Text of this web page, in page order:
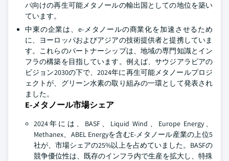
パ向けの再生可能メタノールの輸出国としての地位を築い
ています。
中東の企業は、e-メタノールの商業化を加速させるため
に、ヨーロッパおよびアジアの技術提供者と提携していま
す。これらのパートナーシップは、地域の専門知識とイン
フラの構築を目指しています。例えば、サウジアラビアの
ビジョン2030の下で、2024年に再生可能メタノールプロジ
ェクトが、グリーン水素の取り組みの一環として発表され
ました。
E-メタノール市場シェア
2024年には、BASF、Liquid Wind、Europe Energy、
Methanex、ABEL Energyを含むE-メタノール産業の上位5
社が、市場シェアの25%以上を占めていました。BASFの
競争優位性は、既存のインフラ内で生産を拡大し、特殊